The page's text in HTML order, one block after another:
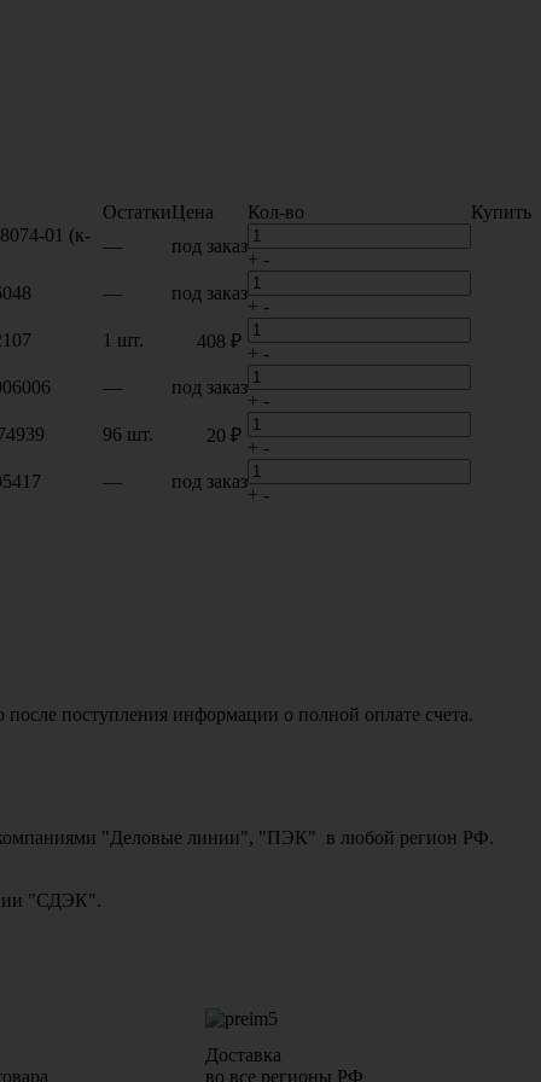
ОстаткиЦена Кол-во
Купить
01 (к-
— под заказ
+ -
— под заказ
+ -
1 шт. 408 ₽
+ -
— под заказ
+ -
96 шт. 20 ₽
+ -
— под заказ
+ -
поступления информации о полной оплате счета.
компаниями "Деловые линии", "ПЭК" в любой регион РФ.
"СДЭК".
Доставка
во все регионы РФ